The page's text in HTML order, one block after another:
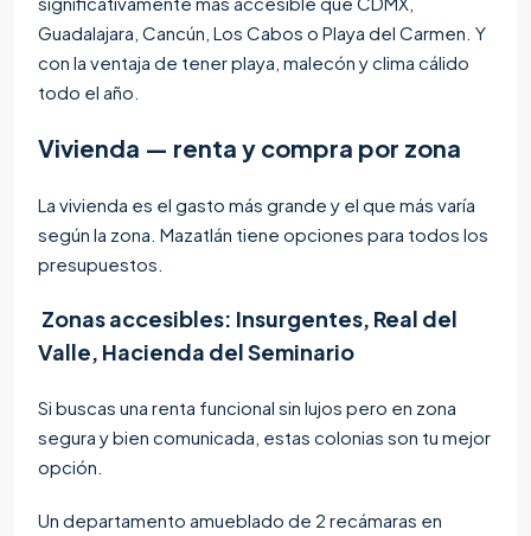
Guadalajara, Cancún, Los Cabos o Playa del Carmen. Y
con la ventaja de tener playa, malecón y clima cálido
todo el año.
Vivienda — renta y compra por zona
La vivienda es el gasto más grande y el que más varía
según la zona. Mazatlán tiene opciones para todos los
presupuestos.
Zonas accesibles: Insurgentes, Real del
Valle, Hacienda del Seminario
Si buscas una renta funcional sin lujos pero en zona
segura y bien comunicada, estas colonias son tu mejor
opción.
Un departamento amueblado de 2 recámaras en